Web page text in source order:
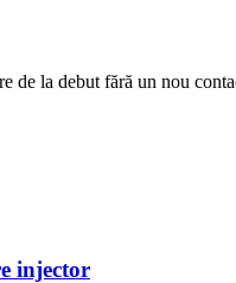
de la debut fără un nou
injector